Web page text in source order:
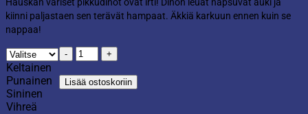
kiinni paljastaen sen terävät hampaat. Äkkiä karkuun ennen kuin se
nappaa!
Keltainen
Punainen
Sininen
Vihreä
Värikkäät
pikkudinot
määrä
Lisää ostoskoriin